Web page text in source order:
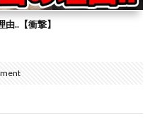
..【衝撃】